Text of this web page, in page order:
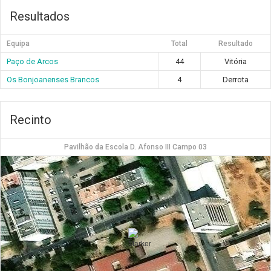
Resultados
Equipa Total Resultado
Paço de Arcos 44
Vitória
Os Bonjoanenses Brancos
4 Derrota
Recinto
Pavilhão da Escola D. Afonso III Campo 03